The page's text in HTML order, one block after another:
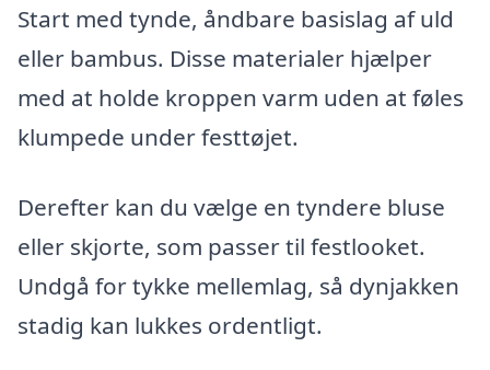
Start med tynde, åndbare basislag af uld
eller bambus. Disse materialer hjælper
med at holde kroppen varm uden at føles
klumpede under festtøjet.
Derefter kan du vælge en tyndere bluse
eller skjorte, som passer til festlooket.
Undgå for tykke mellemlag, så dynjakken
stadig kan lukkes ordentligt.